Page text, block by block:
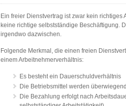
Ein freier Dienstvertrag ist zwar kein richtiges
keine richtige selbstständige Beschäftigung.
irgendwo dazwischen.
Folgende Merkmal, die einen freien
einem Arbeitnehmerverhältnis:
Es besteht ein Dauerschuldverhältnis
Die Betriebsmittel werden
Die Bezahlung erfolgt nach